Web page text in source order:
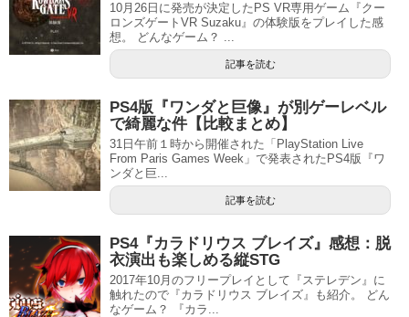
10月26日に発売が決定したPS VR専用ゲーム『クー
ロンズゲートVR Suzaku』の体験版をプレイした感
想。 どんなゲーム？ ...
記事を読む
PS4版『ワンダと巨像』が別ゲーレベル
で綺麗な件【比較まとめ】
31日午前１時から開催された「PlayStation Live
From Paris Games Week」で発表されたPS4版『ワ
ンダと巨...
記事を読む
PS4『カラドリウス ブレイズ』感想：脱
衣演出も楽しめる縦STG
2017年10月のフリープレイとして『ステレデン』に
触れたので『カラドリウス ブレイズ』も紹介。 どん
なゲーム？ 『カラ...